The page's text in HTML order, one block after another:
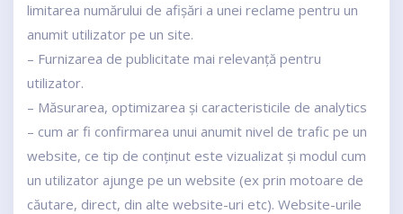
limitarea numărului de afișări a unei reclame pentru un
anumit utilizator pe un site.
– Furnizarea de publicitate mai relevanță pentru
utilizator.
– Măsurarea, optimizarea și caracteristicile de analytics
– cum ar fi confirmarea unui anumit nivel de trafic pe un
website, ce tip de conținut este vizualizat și modul cum
un utilizator ajunge pe un website (ex prin motoare de
căutare, direct, din alte website-uri etc). Website-urile